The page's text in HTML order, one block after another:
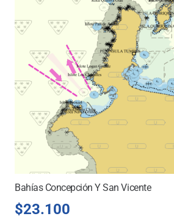
Bahías Concepción Y San Vicente
$23.100